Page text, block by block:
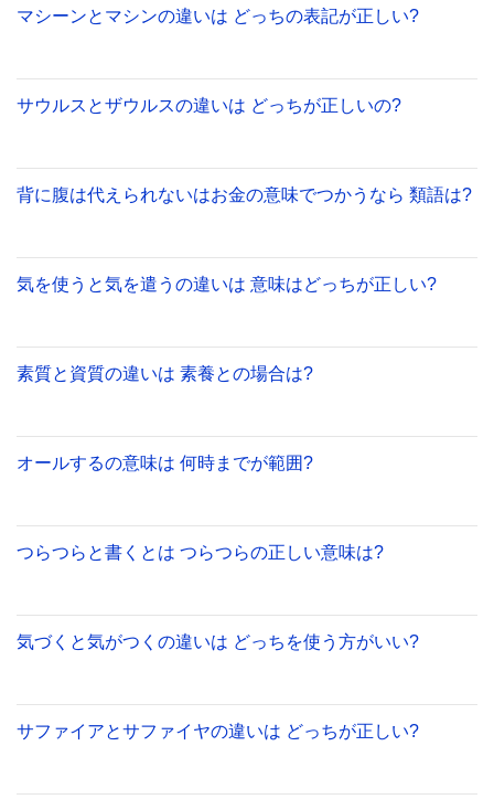
マシーンとマシンの違いは どっちの表記が正しい?
サウルスとザウルスの違いは どっちが正しいの?
背に腹は代えられないはお金の意味でつかうなら 類語は?
気を使うと気を遣うの違いは 意味はどっちが正しい?
素質と資質の違いは 素養との場合は?
オールするの意味は 何時までが範囲?
つらつらと書くとは つらつらの正しい意味は?
気づくと気がつくの違いは どっちを使う方がいい?
サファイアとサファイヤの違いは どっちが正しい?